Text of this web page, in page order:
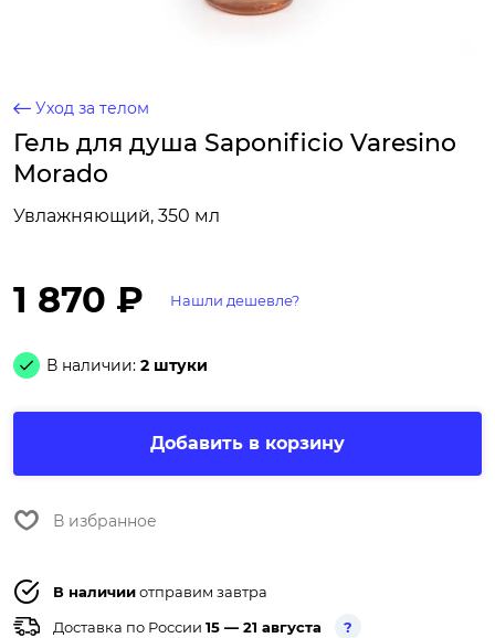
Уход за телом
Гель для душа Saponificio Varesino
Morado
Увлажняющий, 350 мл
1 870 ₽ Нашли дешевле?
В наличии: 2 штуки
Добавить в корзину
В избранное
В наличииотправим завтра
Доставка по России 15 — 21 августа
?